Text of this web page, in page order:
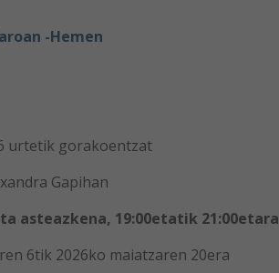
-Hemen
urtetik gorakoentzat
Gapihan
asteazkena, 19:00etatik 21:00etara
6tik 2026ko maiatzaren 20era